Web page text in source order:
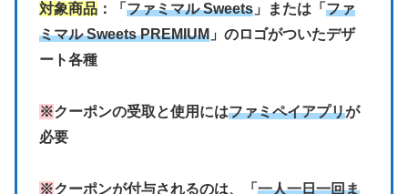
対象商品 ：「 ファミマル Sweets 」または「 ファ
ミマル Sweets PREMIUM 」のロゴがついたデザ
ート各種
※クーポンの受取と使用にはファミペイアプリが
必要
※クーポンが付与されるのは、「 一人一日一回ま